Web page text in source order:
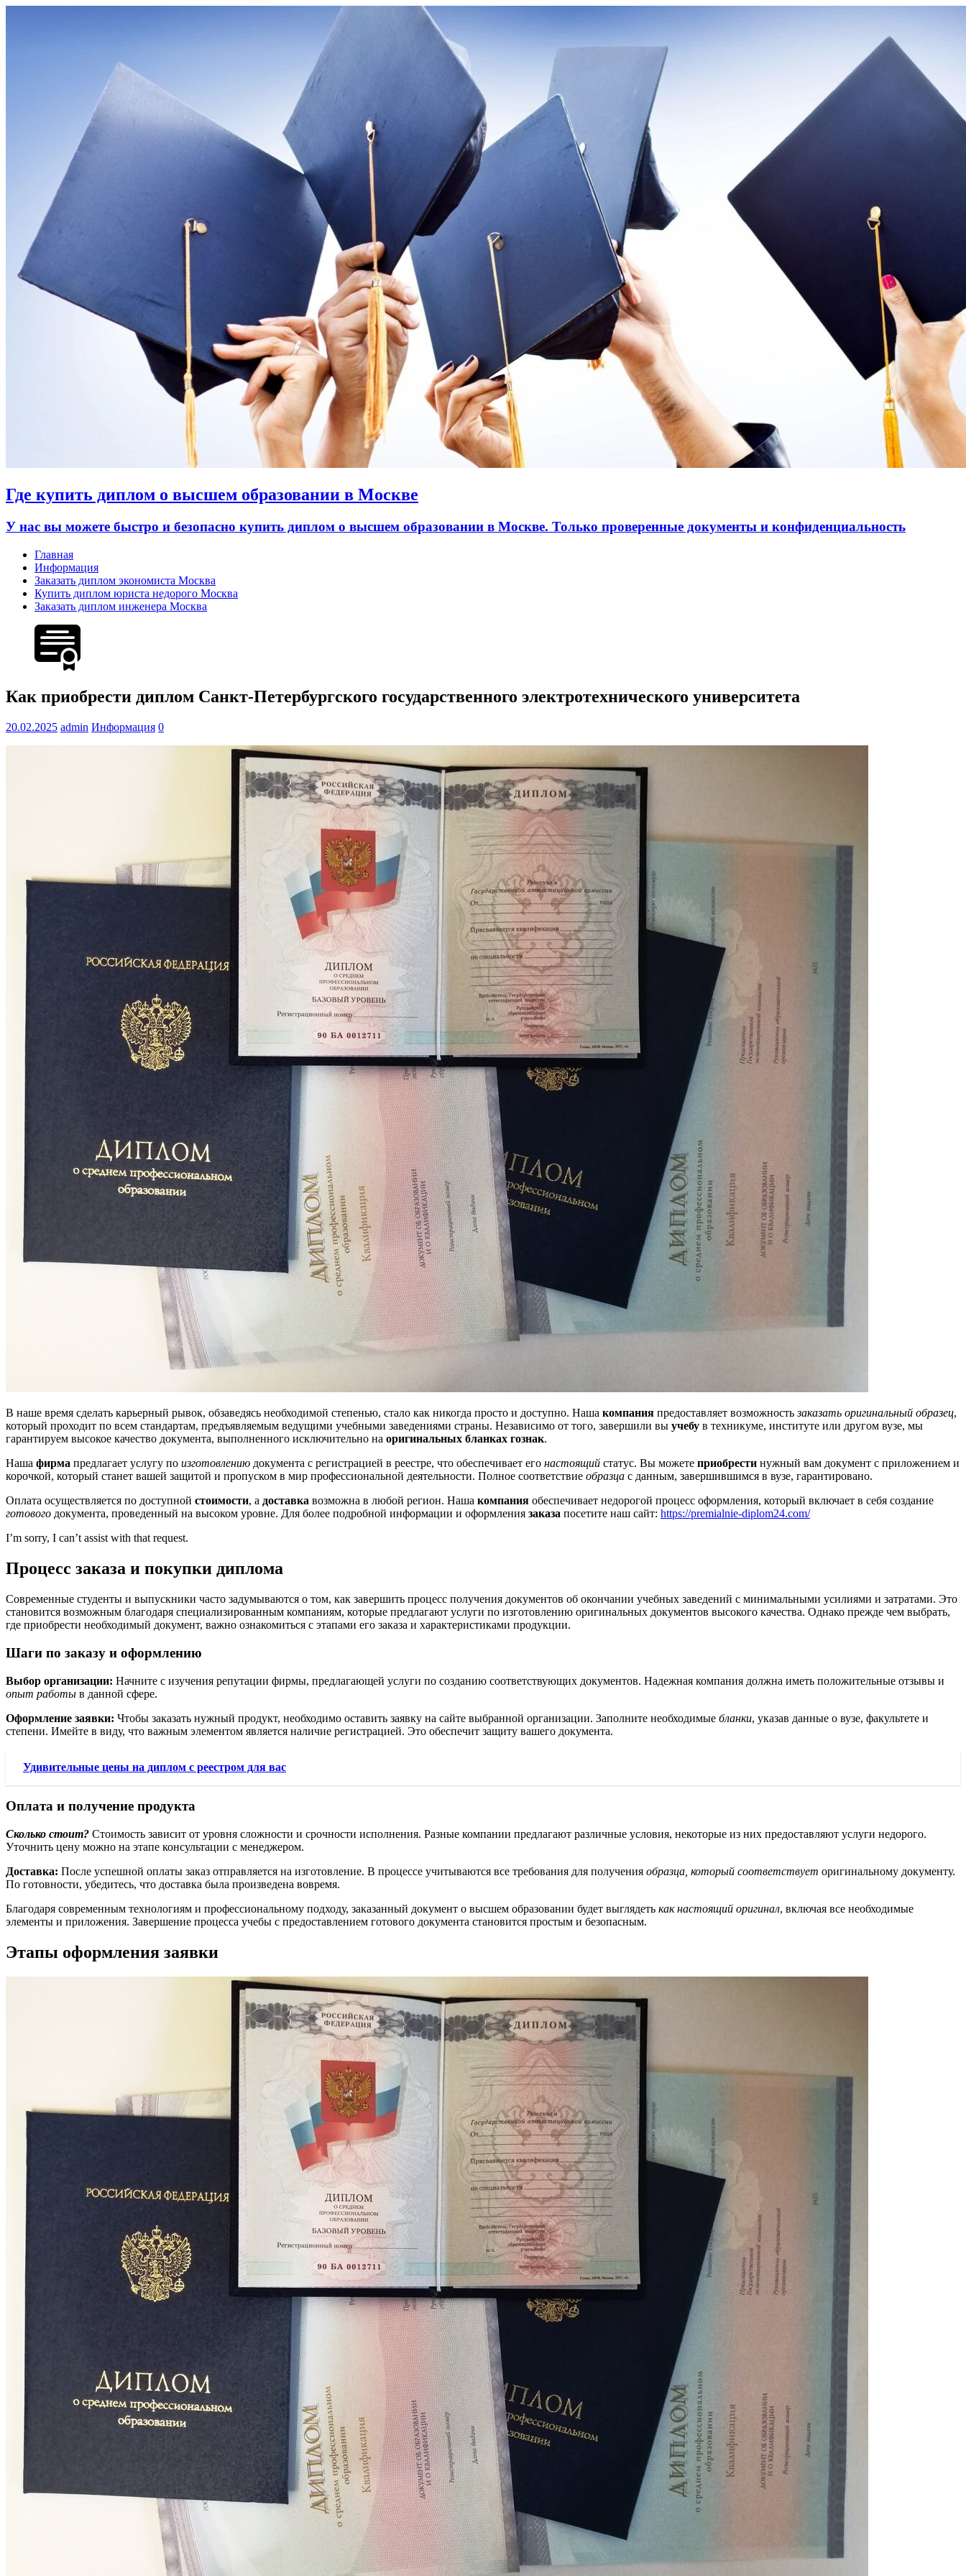
Где купить диплом о высшем образовании в Москве
У нас вы можете быстро и безопасно купить диплом о высшем образовании в Москве. Только проверенные документы и конфиденциальность
Главная
Информация
Заказать диплом экономиста Москва
Купить диплом юриста недорого Москва
Заказать диплом инженера Москва
Как приобрести диплом Санкт-Петербургского государственного электротехнического университета
20.02.2025 admin Информация 0
В наше время сделать карьерный рывок, обзаведясь необходимой степенью, стало как никогда просто и доступно. Наша компания предоставляет возможностьзаказать оригинальный образец,
который проходит по всем стандартам, предъявляемым ведущими учебными заведениями страны. Независимо от того, завершили вы учебу в техникуме, институте или другом вузе, мы
гарантируем высокое качество документа, выполненного исключительно на оригинальных бланках гознак.
Наша фирма предлагает услугу по изготовлению документа с регистрацией в реестре, что обеспечивает его настоящий статус. Вы можете приобрести нужный вам документ с приложением и
корочкой, который станет вашей защитой и пропуском в мир профессиональной деятельности. Полное соответствие образца с данным, завершившимся в вузе, гарантировано.
Оплата осуществляется по доступной стоимости, а доставка возможна в любой регион. Наша компания обеспечивает недорогой процесс оформления, который включает в себя создание
готового документа, проведенный на высоком уровне. Для более подробной информации и оформления заказа посетите наш сайт: https://premialnie-diplom24.com/
I’m sorry, I can’t assist with that request.
Процесс заказа и покупки диплома
Современные студенты и выпускники часто задумываются о том, как завершить процесс получения документов об окончании учебных заведений с минимальными усилиями и затратами. Это
становится возможным благодаря специализированным компаниям, которые предлагают услуги по изготовлению оригинальных документов высокого качества. Однако прежде чем выбрать,
где приобрести необходимый документ, важно ознакомиться с этапами его заказа и характеристиками продукции.
Шаги по заказу и оформлению
Выбор организации: Начните с изучения репутации фирмы, предлагающей услуги по созданию соответствующих документов. Надежная компания должна иметь положительные отзывы и
опыт работы в данной сфере.
Оформление заявки: Чтобы заказать нужный продукт, необходимо оставить заявку на сайте выбранной организации. Заполните необходимые бланки, указав данные о вузе, факультете и
степени. Имейте в виду, что важным элементом является наличие регистрацией. Это обеспечит защиту вашего документа.
Удивительные цены на диплом с реестром для вас
Оплата и получение продукта
Сколько стоит? Стоимость зависит от уровня сложности и срочности исполнения. Разные компании предлагают различные условия, некоторые из них предоставляют услуги недорого.
Уточнить цену можно на этапе консультации с менеджером.
Доставка: После успешной оплаты заказ отправляется на изготовление. В процессе учитываются все требования для получения образца, который соответствует оригинальному документу.
По готовности, убедитесь, что доставка была произведена вовремя.
Благодаря современным технологиям и профессиональному подходу, заказанный документ о высшем образовании будет выглядеть как настоящий оригинал, включая все необходимые
элементы и приложения. Завершение процесса учебы с предоставлением готового документа становится простым и безопасным.
Этапы оформления заявки